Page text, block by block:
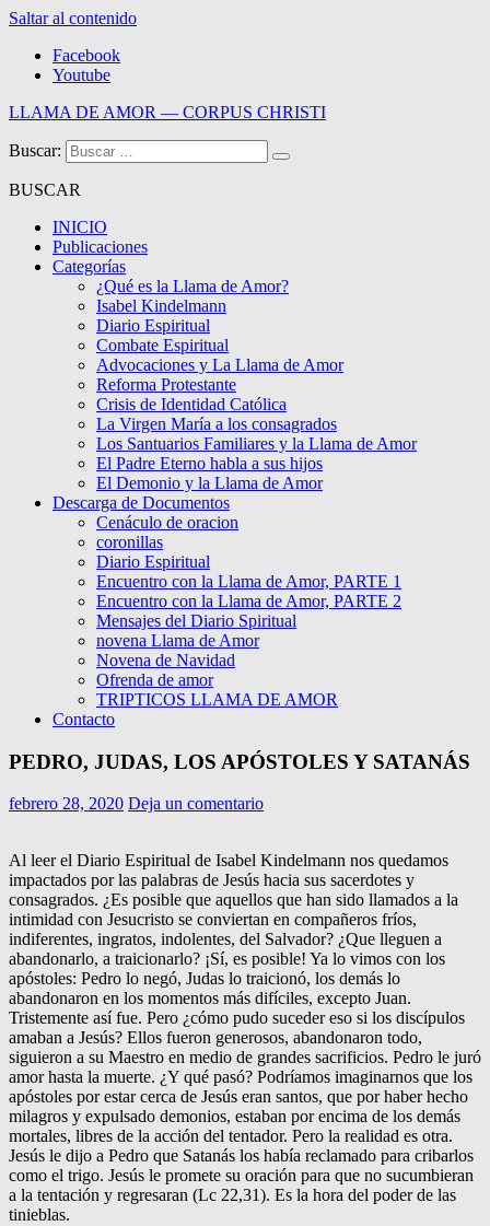
Saltar al contenido
Facebook
Youtube
LLAMA DE AMOR — CORPUS CHRISTI
Blog de la Llama de Amor
Buscar:
BUSCAR
INICIO
Publicaciones
Categorías
¿Qué es la Llama de Amor?
Isabel Kindelmann
Diario Espiritual
Combate Espiritual
Advocaciones y La Llama de Amor
Reforma Protestante
Crisis de Identidad Católica
La Virgen María a los consagrados
Los Santuarios Familiares y la Llama de Amor
El Padre Eterno habla a sus hijos
El Demonio y la Llama de Amor
Descarga de Documentos
Cenáculo de oracion
coronillas
Diario Espiritual
Encuentro con la Llama de Amor, PARTE 1
Encuentro con la Llama de Amor, PARTE 2
Mensajes del Diario Spiritual
novena Llama de Amor
Novena de Navidad
Ofrenda de amor
TRIPTICOS LLAMA DE AMOR
Contacto
PEDRO, JUDAS, LOS APÓSTOLES Y SATANÁS
febrero 28, 2020 Deja un comentario
Al leer el Diario Espiritual de Isabel Kindelmann nos quedamos
impactados por las palabras de Jesús hacia sus sacerdotes y
consagrados. ¿Es posible que aquellos que han sido llamados a la
intimidad con Jesucristo se conviertan en compañeros fríos,
indiferentes, ingratos, indolentes, del Salvador? ¿Que lleguen a
abandonarlo, a traicionarlo? ¡Sí, es posible! Ya lo vimos con los
apóstoles: Pedro lo negó, Judas lo traicionó, los demás lo
abandonaron en los momentos más difíciles, excepto Juan.
Tristemente así fue. Pero ¿cómo pudo suceder eso si los discípulos
amaban a Jesús? Ellos fueron generosos, abandonaron todo,
siguieron a su Maestro en medio de grandes sacrificios. Pedro le juró
amor hasta la muerte. ¿Y qué pasó? Podríamos imaginarnos que los
apóstoles por estar cerca de Jesús eran santos, que por haber hecho
milagros y expulsado demonios, estaban por encima de los demás
mortales, libres de la acción del tentador. Pero la realidad es otra.
Jesús le dijo a Pedro que Satanás los había reclamado para cribarlos
como el trigo. Jesús le promete su oración para que no sucumbieran
a la tentación y regresaran (Lc 22,31). Es la hora del poder de las
tinieblas.